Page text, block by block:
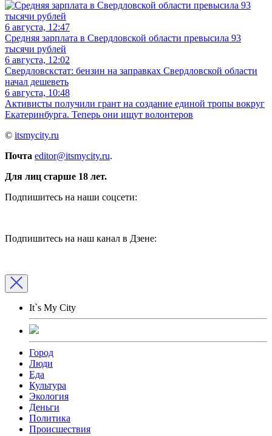
6 августа, 12:47
Средняя зарплата в Свердловской области превысила 93
тысячи рублей
6 августа, 12:02
Свердловскстат: бензин на заправках Свердловской области
начал дешеветь
6 августа, 10:48
Активисты получили грант на создание единой тропы вокруг
Екатеринбурга. Теперь они ищут волонтеров
© itsmycity.ru
Почта editor@itsmycity.ru.
Для лиц старше 18 лет.
Подпишитесь на наши соцсети:
Подпишитесь на наш канал в Дзене:
It`s My City
Город
Люди
Еда
Культура
Экология
Деньги
Политика
Происшествия